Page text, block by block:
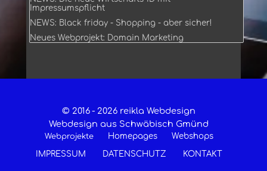
Impressumspflicht
NEWS: Black friday - Shopping - aber sicher!
Neues Webprojekt: Domain Marketing
© 2016 - 2026 reikla Webdesign
Webdesign aus Schwäbisch Gmünd
Webprojekte Homepages
Webshops
IMPRESSUM
DATENSCHUTZ KONTAKT